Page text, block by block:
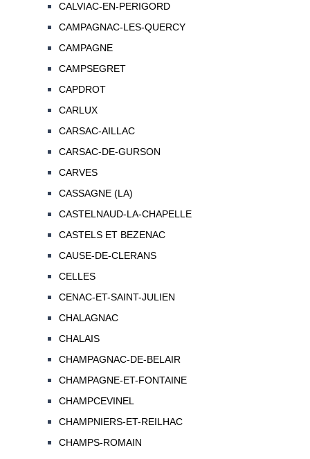
CALVIAC-EN-PERIGORD
CAMPAGNAC-LES-QUERCY
CAMPAGNE
CAMPSEGRET
CAPDROT
CARLUX
CARSAC-AILLAC
CARSAC-DE-GURSON
CARVES
CASSAGNE (LA)
CASTELNAUD-LA-CHAPELLE
CASTELS ET BEZENAC
CAUSE-DE-CLERANS
CELLES
CENAC-ET-SAINT-JULIEN
CHALAGNAC
CHALAIS
CHAMPAGNAC-DE-BELAIR
CHAMPAGNE-ET-FONTAINE
CHAMPCEVINEL
CHAMPNIERS-ET-REILHAC
CHAMPS-ROMAIN